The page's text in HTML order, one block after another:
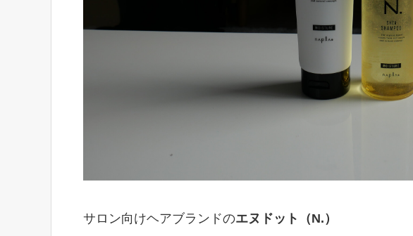
サロン向けヘアブランドのエヌドット（N.）